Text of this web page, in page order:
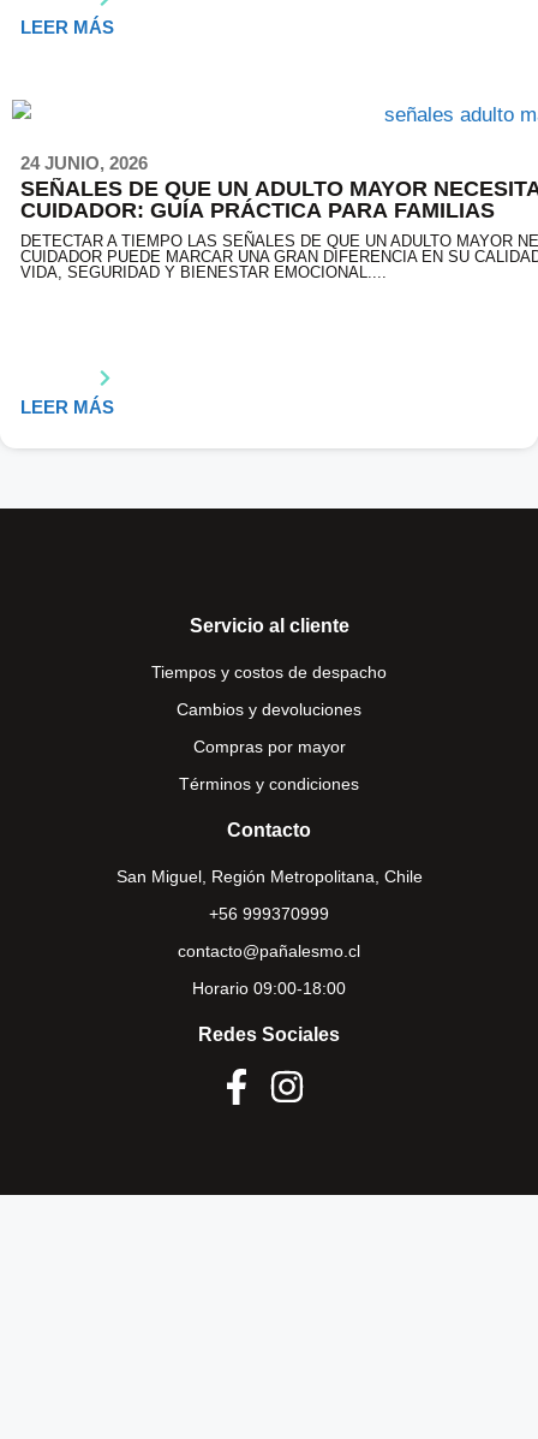
LEER MÁS
24 JUNIO, 2026
SEÑALES DE QUE UN ADULTO MAYOR
CUIDADOR: GUÍA PRÁCTICA PARA FAMILIAS
DETECTAR A TIEMPO LAS SEÑALES DE QUE UN ADULTO MAYOR
CUIDADOR PUEDE MARCAR UNA GRAN DIFERENCIA EN SU
VIDA, SEGURIDAD Y BIENESTAR EMOCIONAL....
LEER MÁS
Servicio al cliente
Tiempos y costos de despacho
Cambios y devoluciones
Compras por mayor
Términos y condiciones
Contacto
San Miguel, Región Metropolitana, Chile
+56 999370999
contacto@pañalesmo.cl
Horario 09:00-18:00
Redes Sociales